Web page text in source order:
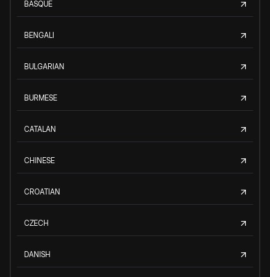
BASQUE
BENGALI
BULGARIAN
BURMESE
CATALAN
CHINESE
CROATIAN
CZECH
DANISH